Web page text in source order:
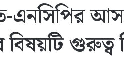
এনসিপির
বিষয়টি